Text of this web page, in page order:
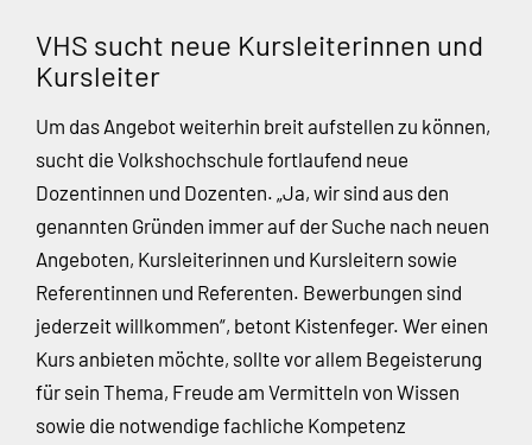
VHS sucht neue Kursleiterinnen und
Kursleiter
Um das Angebot weiterhin breit aufstellen zu können,
sucht die Volkshochschule fortlaufend neue
Dozentinnen und Dozenten. „Ja, wir sind aus den
genannten Gründen immer auf der Suche nach neuen
Angeboten, Kursleiterinnen und Kursleitern sowie
Referentinnen und Referenten. Bewerbungen sind
jederzeit willkommen“, betont Kistenfeger. Wer einen
Kurs anbieten möchte, sollte vor allem Begeisterung
für sein Thema, Freude am Vermitteln von Wissen
sowie die notwendige fachliche Kompetenz